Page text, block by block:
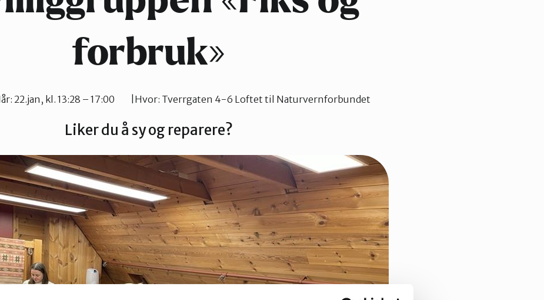
forbruk»
22.jan, kl. 13:28 – 17:00 Hvor: Tverrgaten 4-6 Loftet til Naturvernforbundet
Liker du å sy og reparere?